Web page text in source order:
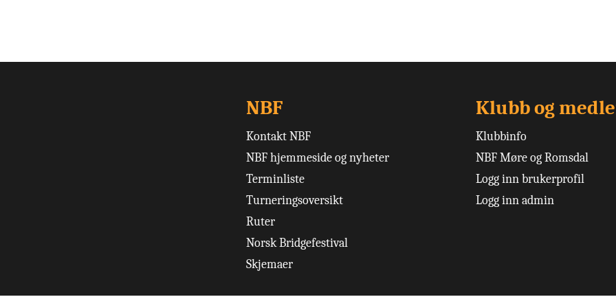
NBF
Kontakt NBF
NBF hjemmeside og nyheter
Terminliste
Turneringsoversikt
Ruter
Norsk Bridgefestival
Skjemaer
Klubb og
Klubbinfo
NBF Møre og Romsdal
Logg inn brukerprofil
Logg inn admin